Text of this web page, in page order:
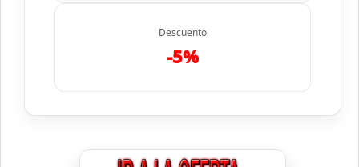
Descuento
-5%